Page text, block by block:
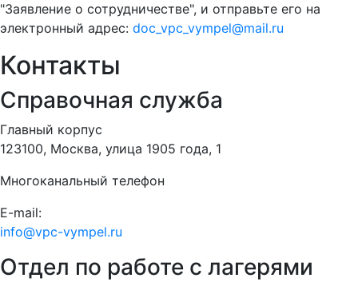
"Заявление о сотрудничестве", и отправьте его на
электронный адрес: doc_vpc_vympel@mail.ru
Контакты
Справочная служба
Главный корпус
123100, Москва, улица 1905 года, 1
Многоканальный телефон
E-mail:
info@vpc-vympel.ru
Отдел по работе с лагерями